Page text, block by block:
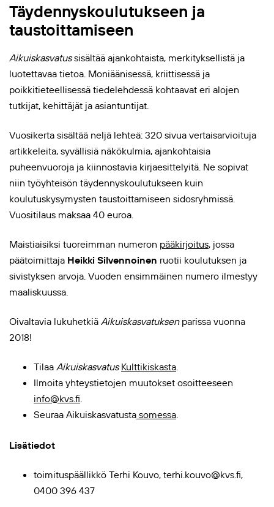
Täydennyskoulutukseen ja
taustoittamiseen
Aikuiskasvatussisältää ajankohtaista, merkityksellistä ja
luotettavaa tietoa. Moniäänisessä, kriittisessä ja
poikkitieteellisessä tiedelehdessä kohtaavat eri alojen
tutkijat, kehittäjät ja asiantuntijat.
Vuosikerta sisältää neljä lehteä: 320 sivua vertaisarvioituja
artikkeleita, syvällisiä näkökulmia, ajankohtaisia
puheenvuoroja ja kiinnostavia kirjaesittelyitä. Ne sopivat
niin työyhteisön täydennyskoulutukseen kuin
koulutuskysymysten taustoittamiseen sidosryhmissä.
Vuositilaus maksaa 40 euroa.
Maistiaisiksi tuoreimman numeron pääkirjoitus, jossa
päätoimittaja Heikki Silvennoinen ruotii koulutuksen ja
sivistyksen arvoja. Vuoden ensimmäinen numero ilmestyy
maaliskuussa.
Oivaltavia lukuhetkiä Aikuiskasvatuksenparissa vuonna
2018!
Tilaa Aikuiskasvatus Kulttikiskasta
Ilmoita yhteystietojen muutokset osoitteeseen
info@kvs.fi
Seuraa Aikuiskasvatusta somessa
Lisätiedot
toimituspäällikkö Terhi Kouvo, terhi.kouvo@kvs.fi,
0400 396 437